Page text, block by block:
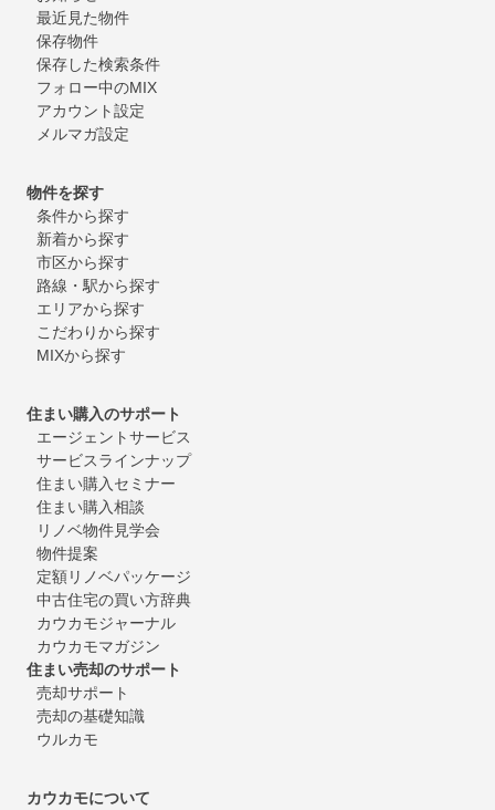
最近見た物件
保存物件
保存した検索条件
フォロー中のMIX
アカウント設定
メルマガ設定
物件を探す
条件から探す
新着から探す
市区から探す
路線・駅から探す
エリアから探す
こだわりから探す
MIXから探す
住まい購入のサポート
エージェントサービス
サービスラインナップ
住まい購入セミナー
住まい購入相談
リノベ物件見学会
物件提案
定額リノベパッケージ
中古住宅の買い方辞典
カウカモジャーナル
カウカモマガジン
住まい売却のサポート
売却サポート
売却の基礎知識
ウルカモ
カウカモについて